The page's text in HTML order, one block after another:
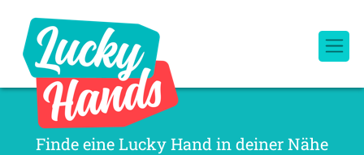
Finde eine Lucky Hand in deiner Nähe